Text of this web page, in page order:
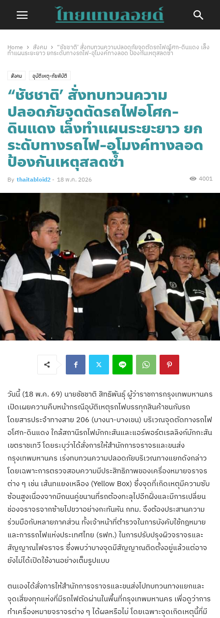
Home สังคม
“ชัชชาติ’ สั่งทบทวนความปลอดภัยจุดตัดรถไฟอโศก-ดินแดง เล็ง
ทำแผนระยะยาว ยกระดับทางรถไฟ-อุโมงค์ทางลอด ป้องกันเหตุสลดซ้ำ
สังคม อุบัติเหตุ-ภัยพิบัติ
“ชัชชาติ’ สั่งทบทวนความ
ปลอดภัยจุดตัดรถไฟอโศก-
ดินแดง เล็งทำแผนระยะยาว ยก
ระดับทางรถไฟ-อุโมงค์ทางลอด
ป้องกันเหตุสลดซ้ำ
By thaitabloid2 - 18 พ.ค. 2026 4001
วันนี้ (18 พ.ค. 69) นายชัชชาติ สิทธิพันธุ์ ผู้ว่าราชการกรุงเทพมหานคร
เปิดเผยความคืบหน้ากรณีอุบัติเหตุรถไฟบรรทุกสินค้าชนกับรถ
โดยสารประจำทางสาย 206 (บางนา-บางเขน) บริเวณจุดตัดทางรถไฟ
อโศก-ดินแดง ใกล้สถานีรถไฟมักกะสันและแอร์พอร์ตเรลลิงก์มักกะสัน
เขตราชเทวี โดยระบุว่าได้สั่งการให้สำนักการจราจรและขนส่ง
กรุงเทพมหานคร เร่งทบทวนความปลอดภัยบริเวณทางแยกดังกล่าว
โดยเฉพาะการตรวจสอบความมีประสิทธิภาพของเครื่องหมายจราจร
ต่าง ๆ เช่น เส้นทแยงเหลือง (Yellow Box) ซึ่งจุดที่เกิดเหตุมีความซับ
ซ้อนสูงเนื่องจากมีถนนคู่ขนานที่รถต้องทะลุไปอีกฝั่งและมีการเปลี่ยน
ช่องจราจรจากซ้ายไปขวาอย่างกะทันหัน กทม. จึงต้องประสานความ
ร่วมมือกับหลายภาคส่วน ทั้งเจ้าหน้าที่ตำรวจในการบังคับใช้กฎหมาย
และการรถไฟแห่งประเทศไทย (รฟท.) ในการปรับปรุงผิวจราจรและ
สัญญาณไฟจราจร ซึ่งพบว่าบางจุดมีสัญญาณติดตั้งอยู่แล้วแต่อาจ
ยังไม่ได้เปิดใช้งานอย่างเต็มรูปแบบ
ตนเองได้สั่งการให้สำนักการจราจรและขนส่งไปทบทวนทางแยกและ
จุดเสี่ยงทุกแห่งที่มีรถไฟตัดผ่านในพื้นที่กรุงเทพมหานคร เพื่อดูว่าการ
ทำเครื่องหมายจราจรต่าง ๆ ได้ผลหรือไม่ โดยเฉพาะจุดเกิดเหตุนี้ที่มี